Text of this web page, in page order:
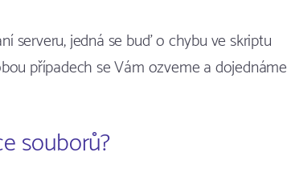
serveru, jedná se buď o chybu ve skriptu
případech se Vám ozveme a dojednáme
souborů?